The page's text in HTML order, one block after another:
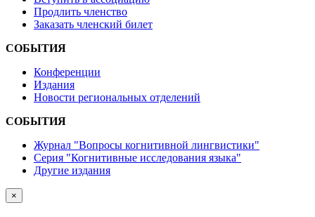
Продлить членство
Заказать членский билет
СОБЫТИЯ
Конференции
Издания
Новости региональных отделений
СОБЫТИЯ
Журнал "Вопросы когнитивной лингвистики"
Серия "Когнитивные исследования языка"
Другие издания
×